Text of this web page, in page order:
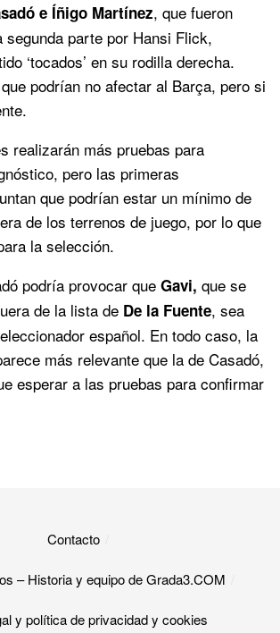
e Íñigo Martínez, que fueron
segunda parte por Hansi Flick,
‘tocados’ en su rodilla derecha.
podrían no afectar al Barça, pero si
realizarán más pruebas para
pero las primeras
que podrían estar un mínimo de
de los terrenos de juego, por lo que
la selección.
podría provocar que Gavi, que se
de la lista de De la Fuente, sea
español. En todo caso, la
más relevante que la de Casadó,
esperar a las pruebas para confirmar
Contacto
– Historia y equipo de Grada3.COM
y política de privacidad y cookies​